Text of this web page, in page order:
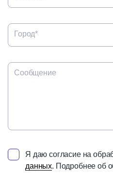
Город*
Сообщение
Я даю согласие на
данных. Подробнее об